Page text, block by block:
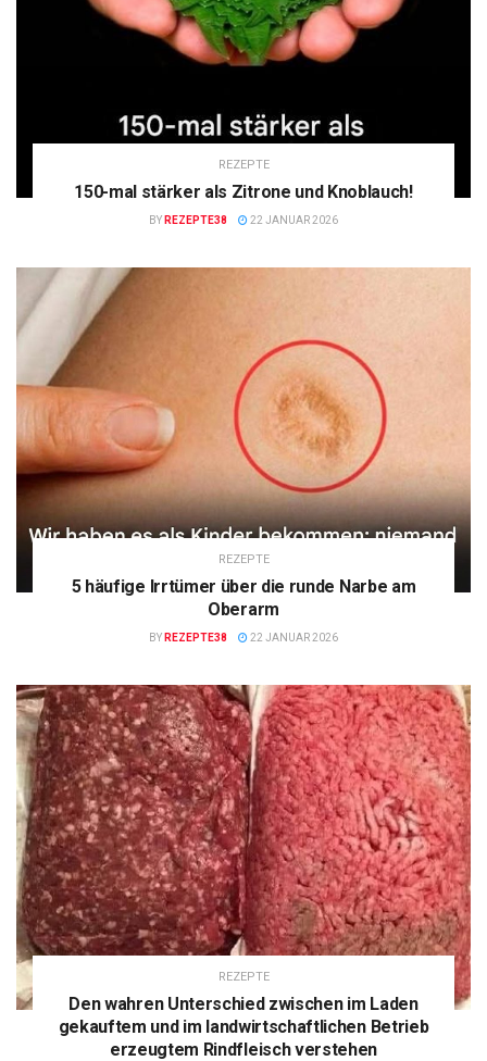
REZEPTE
150-mal stärker als Zitrone und Knoblauch!
BY REZEPTE38 22 JANUAR 2026
REZEPTE
5 häufige Irrtümer über die runde Narbe am
Oberarm
BY REZEPTE38 22 JANUAR 2026
REZEPTE
Den wahren Unterschied zwischen im Laden
gekauftem und im landwirtschaftlichen Betrieb
erzeugtem Rindfleisch verstehen